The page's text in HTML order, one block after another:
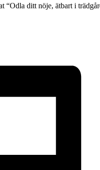
“Odla ditt nöje, ätbart i